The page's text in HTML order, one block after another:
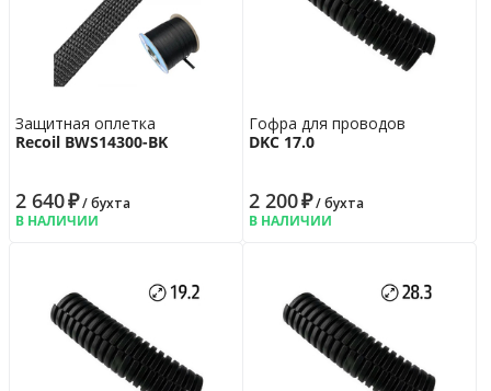
Защитная оплетка
Recoil BWS14300-BK
2 640₽/ бухта
В НАЛИЧИИ
Гофра для проводов
DKC 17.0
2 200₽/ бухта
В НАЛИЧИИ